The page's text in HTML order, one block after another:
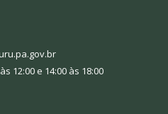
12:00 e 14:00 às 18:00